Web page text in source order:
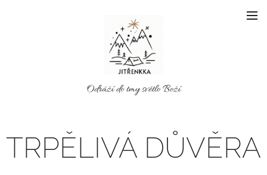
Odráží do tmy světlo Boží
TRPĚLIVÁ DŮVĚRA